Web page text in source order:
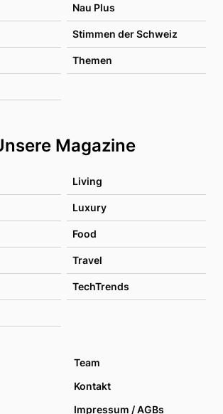
Nau Plus
Stimmen der Schweiz
Themen
Magazine
Living
Luxury
Food
Travel
TechTrends
Team
Kontakt
Impressum / AGBs